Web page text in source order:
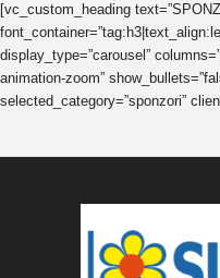
[vc_custom_heading
display_type=”carousel”
animation-zoom”
selected_category=”sponzori”